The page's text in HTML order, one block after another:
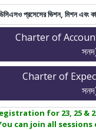
প্রসেসের ভিশন, মিশন এবং
Charter of
Charter of
for 23, 25 &
can join all sessions